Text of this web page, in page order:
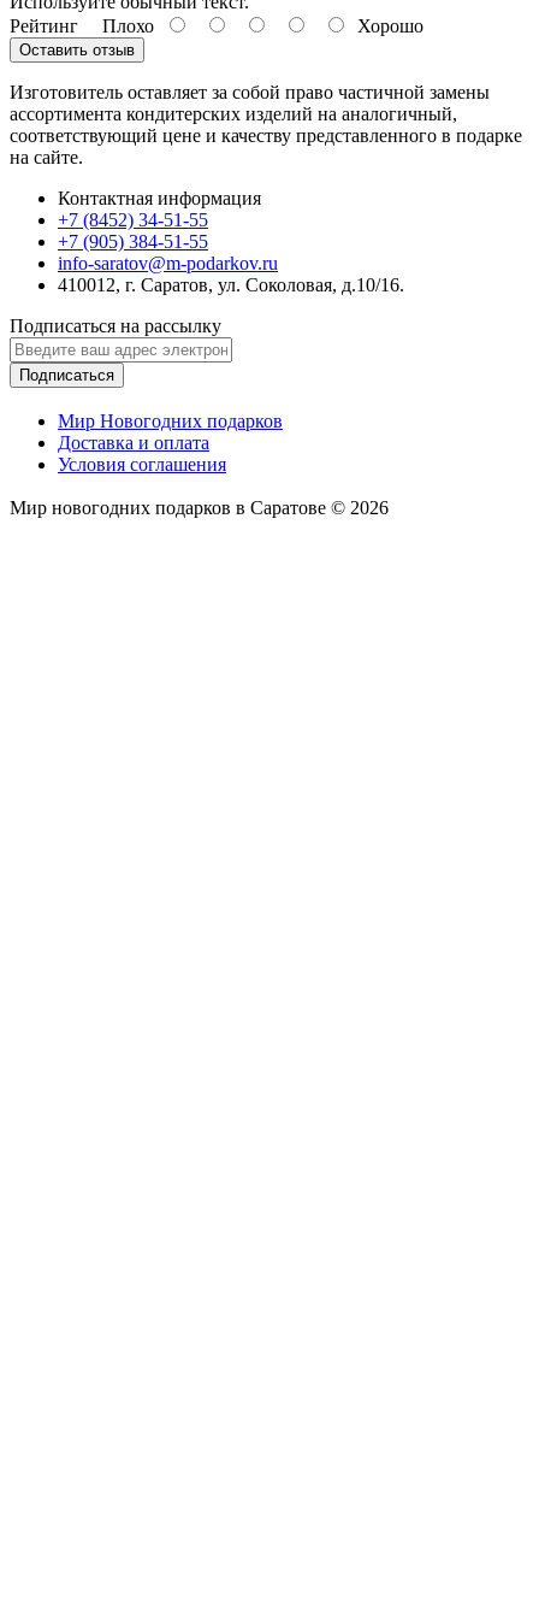
Рейтинг Плохо Хорошо
Оставить отзыв
Изготовитель оставляет за собой право частичной замены
ассортимента кондитерских изделий на аналогичный,
соответствующий цене и качеству представленного в подарке
на сайте.
Контактная информация
+7 (8452) 34-51-55
+7 (905) 384-51-55
info-saratov@m-podarkov.ru
410012, г. Саратов, ул. Соколовая, д.10/16.
Подписаться на рассылку
Подписаться
Мир Новогодних подарков
Доставка и оплата
Условия соглашения
Мир новогодних подарков в Саратове © 2026